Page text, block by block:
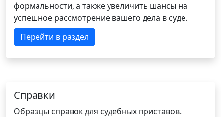
формальности, а также увеличить шансы на
успешное рассмотрение вашего дела в суде.
Перейти в раздел
Справки
Образцы справок для судебных приставов.